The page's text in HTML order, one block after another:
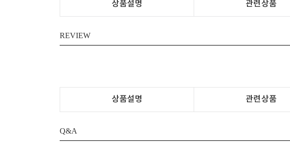
상품설명 관련상품
REVIEW
상품설명 관련상품
Q&A